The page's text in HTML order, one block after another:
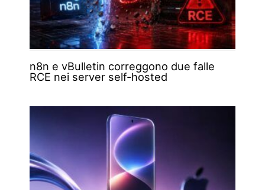
n8n e vBulletin correggono due falle
RCE nei server self-hosted